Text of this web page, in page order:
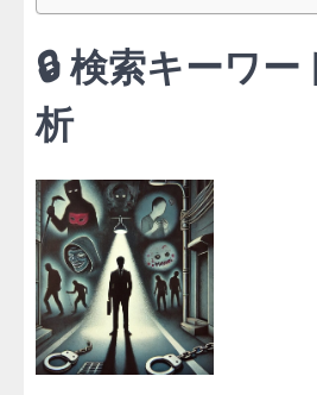
🔒 検索キーワ
析